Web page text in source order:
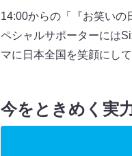
14:00からの「『お笑いの
ペシャルサポーターには
マに日本全国を笑顔にし
今をときめく実